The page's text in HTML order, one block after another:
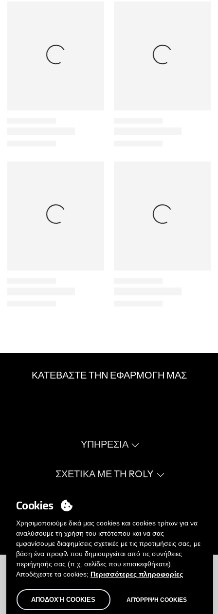
ΚΑΤΕΒΑΣΤΕ ΤΗΝ ΕΦΑΡΜΟΓΗ ΜΑΣ
ΥΠΗΡΕΣΙΑ
Οδηγός μεγεθών
Γλωσσάριο
ΣΧΕΤΙΚΑ ΜΕ ΤΗ ROLY
Προλήψεις
Πολιτική Εσωτερικής Διαχείρισης
Ο Λογαριασμός Μου
Σύνδεση
Θέλετε να γίνετε πελάτης;
Στειλτε μας μηνυμα
© Roly 2026. Με επιφύλαξη κάθε νόμιμου δικαιώματος.
Περιορισμοί|Πολιτική απορρήτου|Πολιτική Cookies
Ανακοίνωση νομικού περιεχομένου|Χάρτης
Cookies
Χρησιμοποιούμε δικά μας cookies και cookies τρίτων για να
αναλύσουμε τη χρήση του ιστότοπου και να σας
εμφανίσουμε διαφημίσεις σχετικές με τις προτιμήσεις σας, με
βάση ένα προφίλ που δημιουργείται από τις συνήθειες
περιήγησής σας (π.χ. σελίδες που επισκεφθήκατε).
Αποδέχεστε τα cookies; Περισσότερες πληροφορίες
ΑΠΟΔΟΧΉ COOKIES ΑΠΌΡΡΙΨΗ COOKIES